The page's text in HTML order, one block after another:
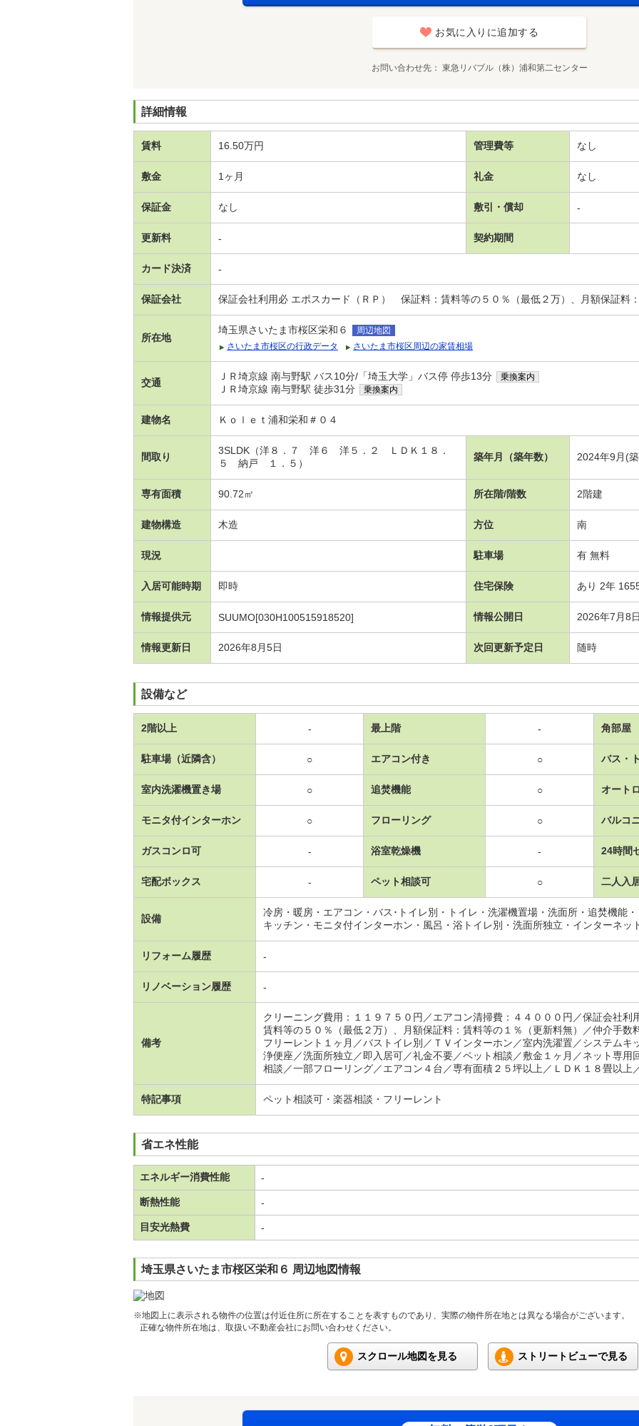
お気に入りに追加する
お問い合わせ先 東急リバブル（株）浦和第二センター
詳細情報
賃料 16.50万円 管理費等 なし
敷金 1ヶ月 礼金 なし
保証金 なし 敷引・償却 -
更新料 - 契約期間
カード決済 -
保証会社 保証会社利用必 エポスカード（ＲＰ） 保証料：賃料等の５０％（最低２万）、月額保証料：
所在地
埼玉県さいたま市桜区栄和６
周辺地図
さいたま市桜区の行政データ
さいたま市桜区周辺の家賃相場
交通
ＪＲ埼京線 南与野駅 バス10分/「埼玉大学」バス停 停歩13分 乗換案内
ＪＲ埼京線 南与野駅 徒歩31分 乗換案内
建物名 Ｋｏｌｅｔ浦和栄和＃０４
間取り
3SLDK（洋８．７ 洋６ 洋５．２ ＬＤＫ１８．
５ 納戸 １．５）
築年月（築年数） 2024年9月(
専有面積 90.72㎡ 所在階/階数 2階建
建物構造 木造 方位 南
現況 駐車場 有 無料
入居可能時期 即時 住宅保険 あり 2年
情報提供元 SUUMO[030H100515918520] 情報公開日 2026年7月8日
情報更新日 2026年8月5日 次回更新予定日 随時
設備など
2階以上 - 最上階 - 角部屋
駐車場（近隣含） ○ エアコン付き ○ バス・
室内洗濯機置き場 ○ 追焚機能 ○ オート
モニタ付インターホン ○ フローリング ○ バルコ
ガスコンロ可 - 浴室乾燥機 - 24時間
宅配ボックス - ペット相談可 ○ 二人入
設備
冷房・暖房・エアコン・バス･トイレ別・トイレ・洗濯機置場・洗面所・追焚機能
キッチン・モニタ付インターホン・風呂・浴トイレ別・洗面所独立・インターネッ
リフォーム履歴 -
リノベーション履歴 -
備考
クリーニング費用：１１９７５０円／エアコン清掃費：４４０００円／保証会社
賃料等の５０％（最低２万）、月額保証料：賃料等の１％（更新料無）／仲介手数
フリーレント１ヶ月／バストイレ別／ＴＶインターホン／室内洗濯置／システムキ
浄便座／洗面所独立／即入居可／礼金不要／ペット相談／敷金１ヶ月／ネット専用
相談／一部フローリング／エアコン４台／専有面積２５坪以上／ＬＤＫ１８畳以上
特記事項 ペット相談可・楽器相談・フリーレント
省エネ性能
エネルギー消費性能 -
断熱性能 -
目安光熱費 -
埼玉県さいたま市桜区栄和６ 周辺地図情報
※地図上に表示される物件の位置は付近住所に所在することを表すものであり、実際の物件所在地とは異なる場合がございます。
正確な物件所在地は、取扱い不動産会社にお問い合わせください。
スクロール地図を見る ストリートビューで見る